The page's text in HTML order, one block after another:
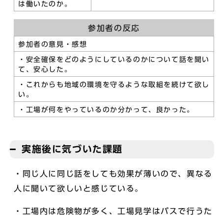
は働いたのか。
参加者の反応
参加者の意見・感想
・安全確保をどのようにしているのかについて話を聞い
て、安心した。
・これからも地域の環境を守るような取組を続けて欲し
い。
・工場が何をやっているのか分かって、良かった。
実施後に気づいた課題
・同じ人に同じ話をしても効果が薄いので、異なる
人に聞いて欲しいと感じている。
・工場内は危険物が多く、工場見学はバスで行うた